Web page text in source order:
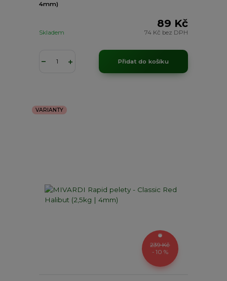
4mm)
89 Kč
74 Kč bez DPH
Skladem
Přidat do košíku
VARIANTY
239 Kč
- 10 %